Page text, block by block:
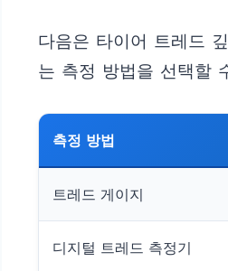
다음은 타이어 트레드
는 측정 방법을 선택할
측정 방법
트레드 게이지
디지털 트레드 측정기